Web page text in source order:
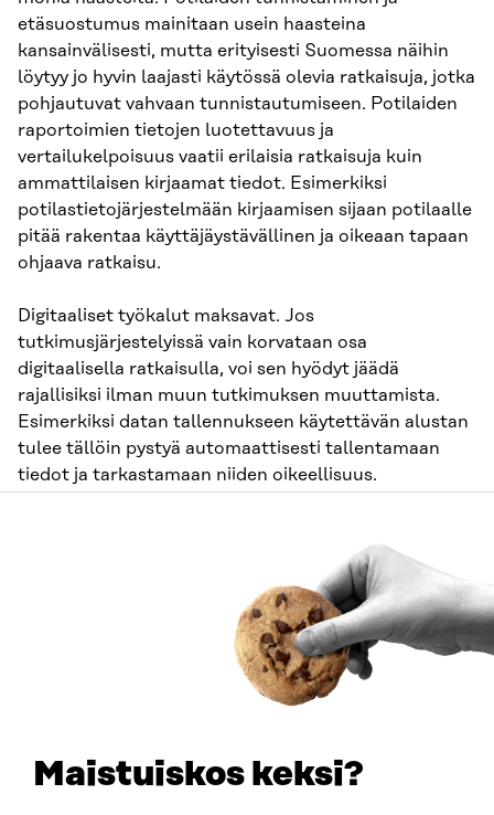
Maistuiskos keksi?
etäsuostumus mainitaan usein haasteina
kansainvälisesti, mutta erityisesti Suomessa näihin
löytyy jo hyvin laajasti käytössä olevia ratkaisuja, jotka
pohjautuvat vahvaan tunnistautumiseen. Potilaiden
raportoimien tietojen luotettavuus ja
vertailukelpoisuus vaatii erilaisia ratkaisuja kuin
ammattilaisen kirjaamat tiedot. Esimerkiksi
potilastietojärjestelmään kirjaamisen sijaan potilaalle
pitää rakentaa käyttäjäystävällinen ja oikeaan tapaan
ohjaava ratkaisu.
Digitaaliset työkalut maksavat. Jos
tutkimusjärjestelyissä vain korvataan osa
digitaalisella ratkaisulla, voi sen hyödyt jäädä
rajallisiksi ilman muun tutkimuksen muuttamista.
Esimerkiksi datan tallennukseen käytettävän alustan
tulee tällöin pystyä automaattisesti tallentamaan
tiedot ja tarkastamaan niiden oikeellisuus.
digitaalisiin ratkaisuihin. Potilaiden oikeanlaisesta
työkalujen käytöstä on vaikeaa varmistua ilman
ammattilaisen läsnäoloa. Myös lääkeaineiden
logistiikkaan liittyy haasteita, jos lääkeaineita
halutaan annostella potilaiden kotona.
Sitra toteutti vuoden 2021 loppupuolella selvityksen